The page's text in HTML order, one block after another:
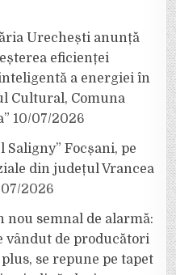
Urechești anunță
eficienței
a energiei în
Cultural, Comuna
10/07/2026
Saligny” Focșani, pe
din județul Vrancea
2026
semnal de alarmă:
vândut de producători
se repune pe tapet